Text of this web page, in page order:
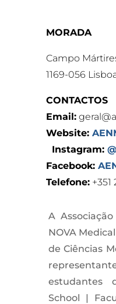
MORADA
Campo
1169-056
CONTACTOS
Email:
Website:
Instagram:
Facebook:
Telefone:+351
A
NOVA
de Ciências
estudantes
School |